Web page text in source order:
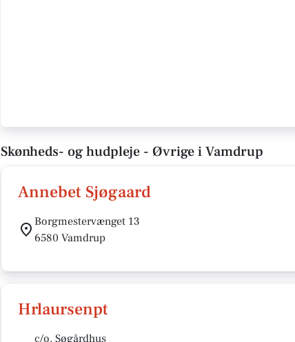
Skønheds- og hudpleje - Øvrige i Vamdrup
Annebet Sjøgaard
Borgmestervænget 13
6580 Vamdrup
Hrlaursenpt
c/o. Søgårdhus